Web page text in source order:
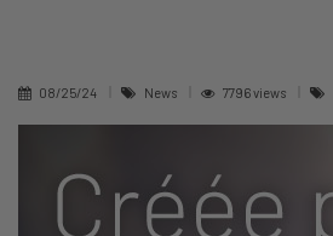
08/25/24 News 7796 views